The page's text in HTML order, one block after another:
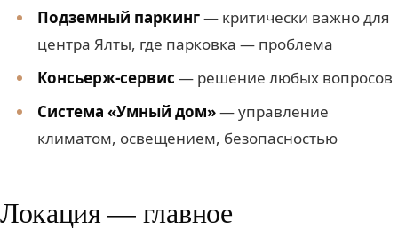
Подземный паркинг— критически важно для
центра Ялты, где парковка — проблема
Консьерж-сервис — решение любых вопросов
Система «Умный дом»— управление
климатом, освещением, безопасностью
Локация — главное